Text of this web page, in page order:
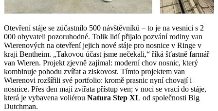
Otevření stáje se zúčastnilo 500 návštěvníků – to je na vesnici s 2
000 obyvateli pozoruhodné. Tolik lidí přijalo pozvání rodiny van
Wierenových na otevření jejich nové stáje pro nosnice v Ringe v
kraji Bentheim. „Takovou účast jsme nečekali,“ říká šťastně farmář
van Wieren. Projekt zjevně zajímal: moderní chov nosnic, který
kombinuje pohodu zvířat a ziskovost. Tímto projektem van
Wierenovi rozšířili své portfolio: kromě prasnic nyní chovají i
nosnice. Přes den mají zvířata přístup ven; v noci se vrací do stáje,
která je vybavena voliérou Natura Step XL od společnosti Big
Dutchman.